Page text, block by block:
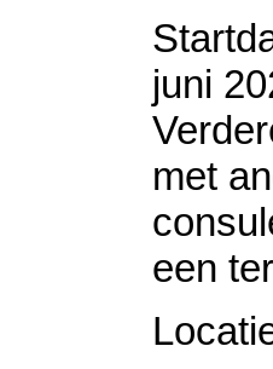
juni
met
een